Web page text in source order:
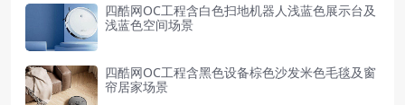
四酷网OC工程含白色扫地机器人浅蓝色展示台及
浅蓝色空间场景
四酷网OC工程含黑色设备棕色沙发米色毛毯及窗
帘居家场景